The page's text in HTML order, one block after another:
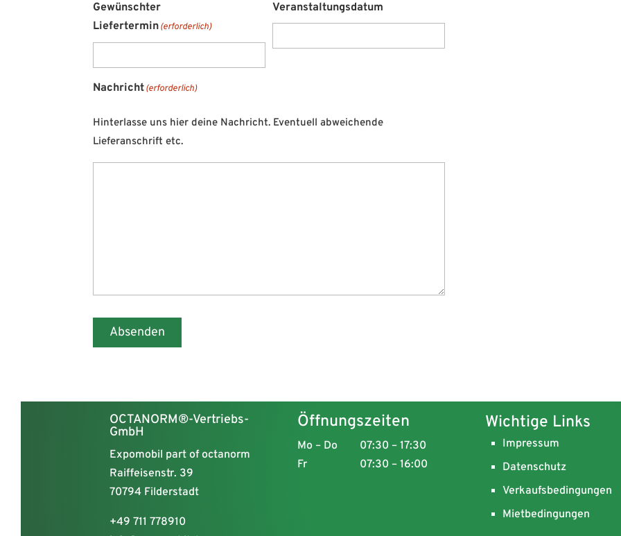
Gewünschter
Liefertermin(erforderlich)
Veranstaltungsdatum
Nachricht(erforderlich)
Hinterlasse uns hier deine Nachricht. Eventuell abweichende
Lieferanschrift etc.
Absenden
OCTANORM®-Vertriebs-
GmbH
Expomobil part of octanorm
Raiffeisenstr. 39
70794 Filderstadt
+49 711 778910
Öffnungszeiten
Mo – Do
07:30 – 17:30
Fr
07:30 – 16:00
Wichtige Links
Impressum
Datenschutz
Verkaufsbedingungen
Mietbedingungen